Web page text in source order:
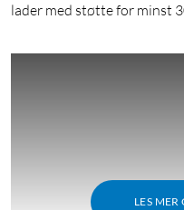
lader med støtte for minst
LES